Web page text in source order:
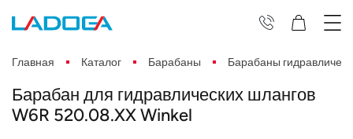
Главная Каталог Барабаны Барабаны
Барабан для гидравлических шлангов
W6R 520.08.XX Winkel